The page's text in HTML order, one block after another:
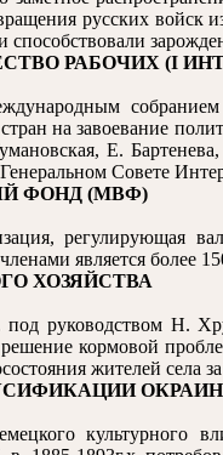
русских войск
способствовали
РАБОЧИХ (I
на завоевание
Е.
Совете
ФОНД (МВФ)
является более
ХОЗЯЙСТВА
под руководством Н.
кормовой
жителей села
ОКРАИН
культурного